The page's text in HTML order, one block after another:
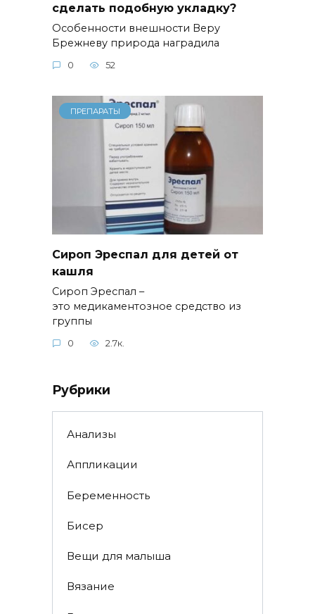
сделать подобную укладку?
Особенности внешности Веру
Брежневу природа наградила
0 52
ПРЕПАРАТЫ
Сироп Эреспал для детей от
кашля
Сироп Эреспал –
это медикаментозное средство из
группы
0 2.7к.
Рубрики
Анализы
Аппликации
Беременность
Бисер
Вещи для малыша
Вязание